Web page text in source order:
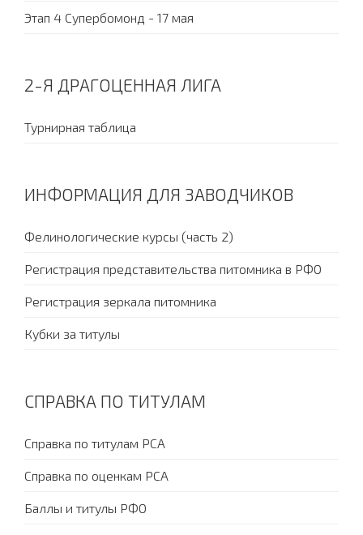
Этап 4 Супербомонд - 17 мая
2-Я ДРАГОЦЕННАЯ ЛИГА
Турнирная таблица
ИНФОРМАЦИЯ ДЛЯ ЗАВОДЧИКОВ
Фелинологические курсы (часть 2)
Регистрация представительства питомника в РФО
Регистрация зеркала питомника
Кубки за титулы
СПРАВКА ПО ТИТУЛАМ
Справка по титулам PCA
Справка по оценкам PCA
Баллы и титулы РФО